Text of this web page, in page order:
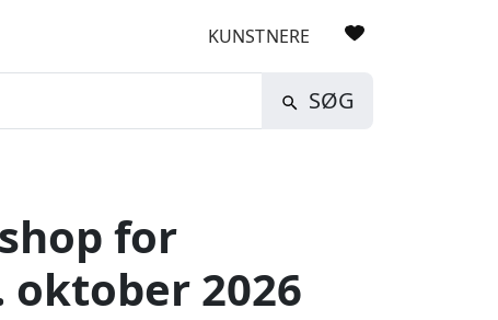
KUNSTNERE
SØG
for
oktober 2026